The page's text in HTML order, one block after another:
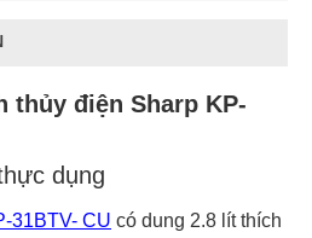
thủy điện Sharp KP-
dụng
31BTV- CU có dung 2.8 lít thích